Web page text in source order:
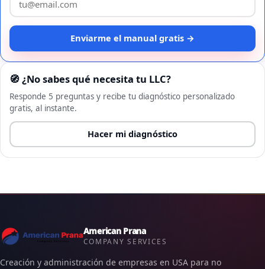
Enviarme el manual gratis →
🧭 ¿No sabes qué necesita tu LLC?
Responde 5 preguntas y recibe tu diagnóstico personalizado
gratis, al instante.
Hacer mi diagnóstico
American Prana
COMPANY SERVICES
Creación y administración de empresas en USA para no